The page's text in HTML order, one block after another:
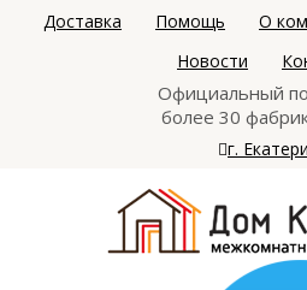
Доставка Помощь О
Новости
Официальный
более 30
г.